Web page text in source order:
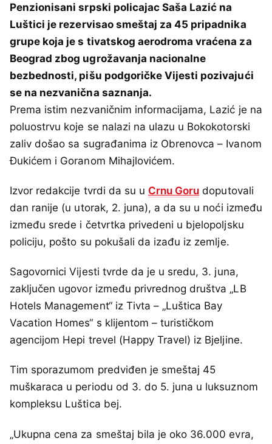
Penzionisani srpski policajac Saša Lazić na
Luštici je rezervisao smeštaj za 45 pripadnika
grupe koja je s tivatskog aerodroma vraćena za
Beograd zbog ugrožavanja nacionalne
bezbednosti, pišu podgoričke Vijesti pozivajući
se na nezvanična saznanja.
Prema istim nezvaničnim informacijama, Lazić je na
poluostrvu koje se nalazi na ulazu u Bokokotorski
zaliv došao sa sugrađanima iz Obrenovca – Ivanom
Đukićem i Goranom Mihajlovićem.
Izvor redakcije tvrdi da su u Crnu Goru doputovali
dan ranije (u utorak, 2. juna), a da su u noći između
između srede i četvrtka privedeni u bjelopoljsku
policiju, pošto su pokušali da izađu iz zemlje.
Sagovornici Vijesti tvrde da je u sredu, 3. juna,
zaključen ugovor između privrednog društva „LB
Hotels Management“ iz Tivta – „Luštica Bay
Vacation Homes“ s klijentom – turističkom
agencijom Hepi trevel (Happy Travel) iz Bjeljine.
Tim sporazumom predviđen je smeštaj 45
muškaraca u periodu od 3. do 5. juna u luksuznom
kompleksu Luštica bej.
„Ukupna cena za smeštaj bila je oko 36.000 evra,